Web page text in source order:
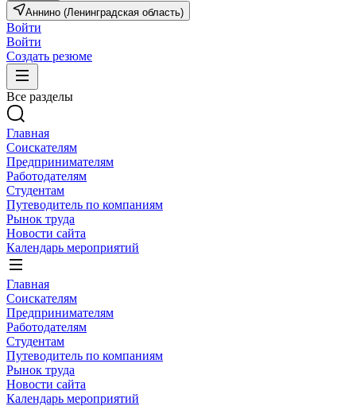
Аннино (Ленинградская область)
Войти
Войти
Создать резюме
Все разделы
Главная
Соискателям
Предпринимателям
Работодателям
Студентам
Путеводитель по компаниям
Рынок труда
Новости сайта
Календарь мероприятий
Главная
Соискателям
Предпринимателям
Работодателям
Студентам
Путеводитель по компаниям
Рынок труда
Новости сайта
Календарь мероприятий